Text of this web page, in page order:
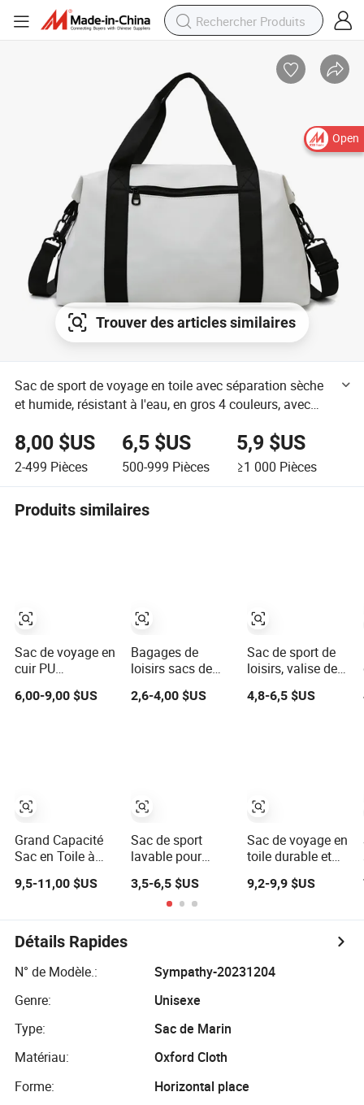
Open
Trouver des articles similaires
Sac de sport de voyage en toile avec séparation sèche
et humide, résistant à l'eau, en gros 4 couleurs, avec
8,00 $US
2-499 Pièces
6,5 $US
500-999 Pièces
5,9 $US
≥1 000 Pièces
Produits similaires
Sac de voyage en
cuir PU
loisir week-end
6,00-9,00 $US
Grand Capacité
Sac en Toile à
Voyage Bagages
Dos (CY6825)
9,5-11,00 $US
Bagages de
loisirs sacs de
2,6-4,00 $US
Sac de sport
lavable pour
3,5-6,5 $US
Sac de sport de
loisirs, valise de
de week-end
4,8-6,5 $US
Sac de voyage en
toile durable et
Fuliya, sac de
plein air, sac de
de luxe étanche
9,2-9,9 $US
Détails Rapides
N° de Modèle.:
Sympathy-20231204
Genre:
Unisexe
Type:
Sac de Marin
Matériau:
Oxford Cloth
Forme:
Horizontal place